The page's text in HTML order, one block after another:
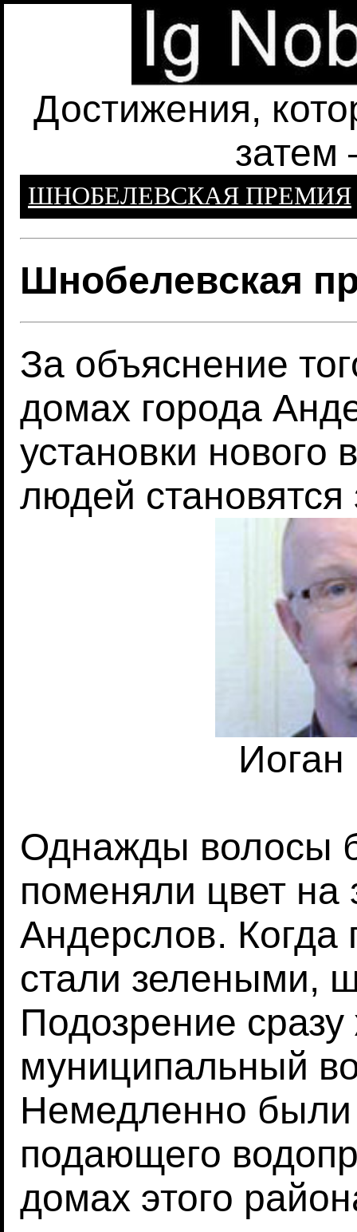
Достижения,
затем
ШНОБЕЛЕВСКАЯ ПРЕМИЯ
Шнобелевская
За объяснение
домах города
установки нового
людей
Иоган
Однажды волосы
поменяли цвет на
Андерслов.
стали зелеными,
Подозрение
муниципальный
Немедленно
подающего
домах этого